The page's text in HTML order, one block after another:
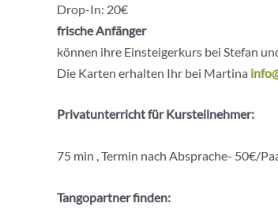
Drop-In: 20€
frische Anfänger
können ihre Einsteigerkurs bei Stefan
Die Karten erhalten Ihr bei Martina
Privatunterricht für Kursteilnehmer:
75 min , Termin nach Absprache- 50€/
Tangopartner finden: